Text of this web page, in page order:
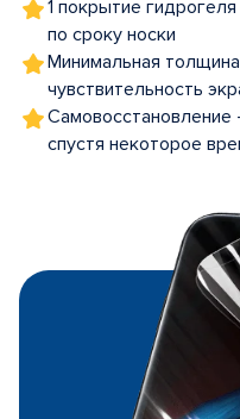
1 покрытие
по сроку носки
Минимальная
чувствительность
Самовосстановление
спустя некоторое